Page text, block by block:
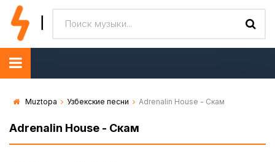
Muztopa Узбекские песни Adrenalin House - Скам
Adrenalin House - Скам